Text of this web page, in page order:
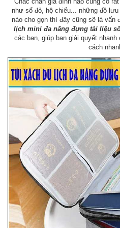
như sổ đỏ, hộ chiếu... những đồ
nào cho gọn thì đây cũng sẽ là vấn
lịch mini đa năng đựng tài liệu
các bạn, giúp bạn giải quyết
cách